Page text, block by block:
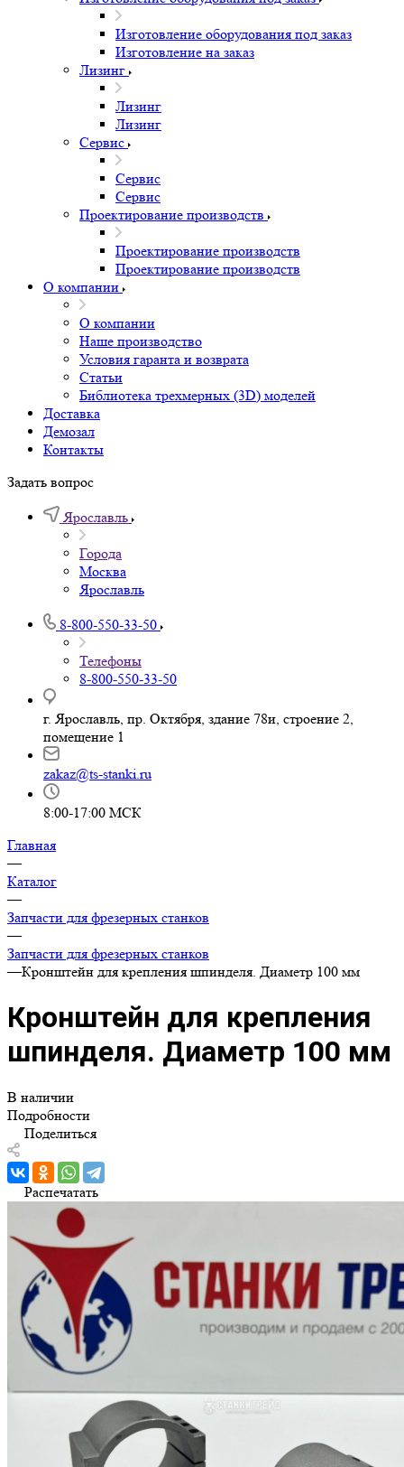
Изготовление оборудования под заказ
Изготовление на заказ
Лизинг
Лизинг
Лизинг
Сервис
Сервис
Сервис
Проектирование производств
Проектирование производств
Проектирование производств
О компании
О компании
Наше производство
Условия гаранта и возврата
Статьи
Библиотека трехмерных (3D) моделей
Доставка
Демозал
Контакты
Задать вопрос
Ярославль
Города
Москва
Ярославль
8-800-550-33-50
Телефоны
8-800-550-33-50
г. Ярославль, пр. Октября, здание 78и, строение 2,
помещение 1
zakaz@ts-stanki.ru
8:00-17:00 МСК
Главная
—
Каталог
—
Запчасти для фрезерных станков
—
Запчасти для фрезерных станков
—Кронштейн для крепления шпинделя. Диаметр 100 мм
Кронштейн для крепления
шпинделя. Диаметр 100 мм
В наличии
Подробности
Поделиться
Распечатать